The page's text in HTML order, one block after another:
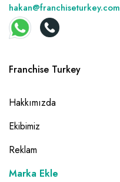
hakan@franchiseturkey.com
Franchise Turkey
Hakkımızda
Ekibimiz
Reklam
Marka Ekle